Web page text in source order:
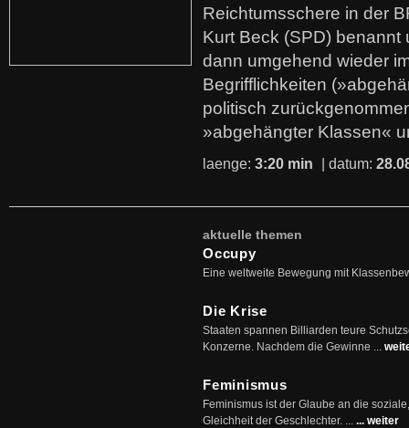
Reichtumsschere in der
Kurt Beck (SPD)
dann umgehend wieder
Begrifflichkeiten
politisch
»abgehängter Klassen«
laenge: 3:20 min | datum:
aktuelle themen
Occupy
Eine weltweite Bewegung mit
Die Krise
Staaten spannen Billiarden teure
Konzerne. Nachdem die Gewinne ...
Feminismus
Feminismus ist der Glaube an die
Gleichheit der Geschlechter. ... ... weiter